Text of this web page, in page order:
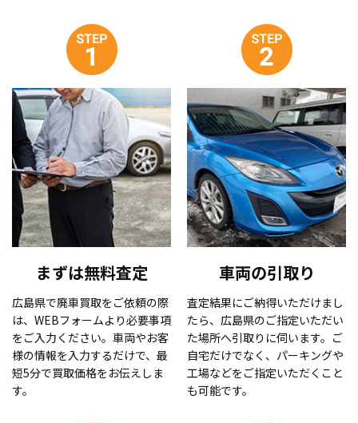
まずは無料査定
広島県で廃車買取をご依頼の際
は、WEBフォームより必要事項
をご入力ください。車両やお客
様の情報を入力するだけで、最
短5分で買取価格をお伝えしま
す。
車両の引取り
査定結果にご納得いただけまし
たら、広島県のご指定いただい
た場所へ引取りに伺います。ご
自宅だけでなく、パーキングや
工場などをご指定いただくこと
も可能です。